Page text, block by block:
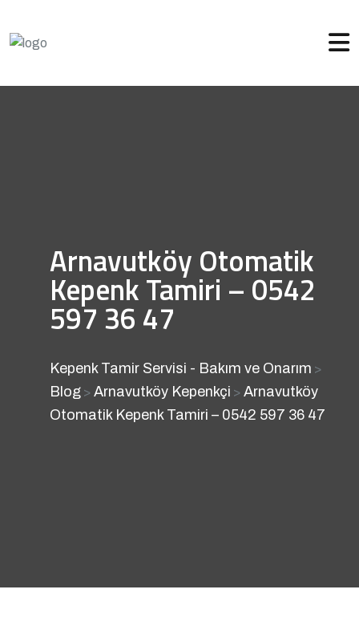
Arnavutköy Otomatik
Kepenk Tamiri – 0542
597 36 47
Kepenk Tamir Servisi - Bakım ve Onarım >
Blog > Arnavutköy Kepenkçi > Arnavutköy
Otomatik Kepenk Tamiri – 0542 597 36 47